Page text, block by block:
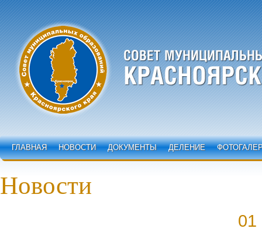
ГЛАВНАЯ НОВОСТИ ДОКУМЕНТЫ ДЕЛЕНИЕ
Новости
01